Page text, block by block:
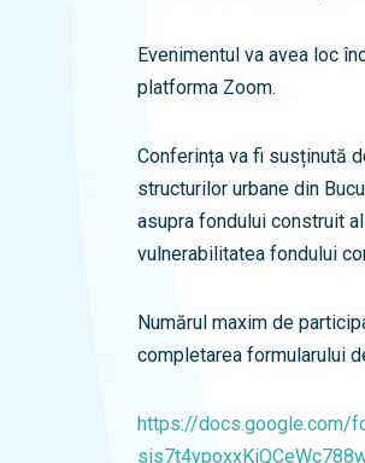
Evenimentul va avea loc
platforma Zoom.
Conferința va fi susținută
structurilor urbane din
asupra fondului construit
vulnerabilitatea fondului
Numărul maxim de
completarea formularului
https://docs.google.com/